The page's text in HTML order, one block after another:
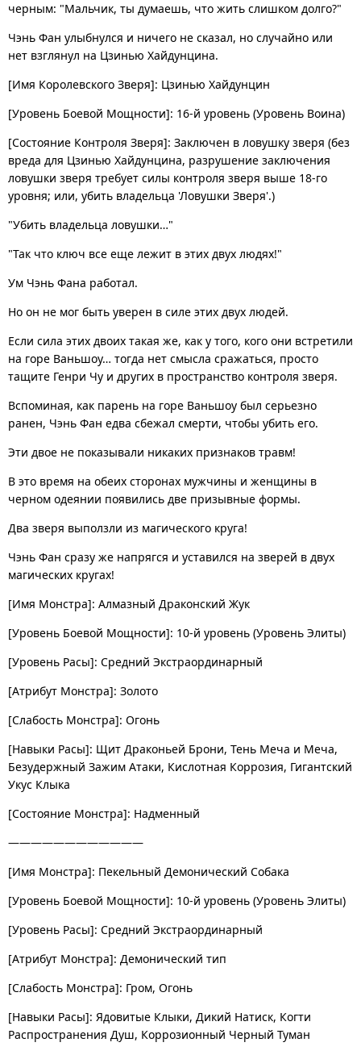
черным: "Мальчик, ты думаешь, что жить слишком долго?"
Чэнь Фан улыбнулся и ничего не сказал, но случайно или
нет взглянул на Цзинью Хайдунцина.
[Имя Королевского Зверя]: Цзинью Хайдунцин
[Уровень Боевой Мощности]: 16-й уровень (Уровень Воина)
[Состояние Контроля Зверя]: Заключен в ловушку зверя (без
вреда для Цзинью Хайдунцина, разрушение заключения
ловушки зверя требует силы контроля зверя выше 18-го
уровня; или, убить владельца 'Ловушки Зверя'.)
"Убить владельца ловушки…"
"Так что ключ все еще лежит в этих двух людях!"
Ум Чэнь Фана работал.
Но он не мог быть уверен в силе этих двух людей.
Если сила этих двоих такая же, как у того, кого они встретили
на горе Ваньшоу… тогда нет смысла сражаться, просто
тащите Генри Чу и других в пространство контроля зверя.
Вспоминая, как парень на горе Ваньшоу был серьезно
ранен, Чэнь Фан едва сбежал смерти, чтобы убить его.
Эти двое не показывали никаких признаков травм!
В это время на обеих сторонах мужчины и женщины в
черном одеянии появились две призывные формы.
Два зверя выползли из магического круга!
Чэнь Фан сразу же напрягся и уставился на зверей в двух
магических кругах!
[Имя Монстра]: Алмазный Драконский Жук
[Уровень Боевой Мощности]: 10-й уровень (Уровень Элиты)
[Уровень Расы]: Средний Экстраординарный
[Атрибут Монстра]: Золото
[Слабость Монстра]: Огонь
[Навыки Расы]: Щит Драконьей Брони, Тень Меча и Меча,
Безудержный Зажим Атаки, Кислотная Коррозия, Гигантский
Укус Клыка
[Состояние Монстра]: Надменный
————————————
[Имя Монстра]: Пекельный Демонический Собака
[Уровень Боевой Мощности]: 10-й уровень (Уровень Элиты)
[Уровень Расы]: Средний Экстраординарный
[Атрибут Монстра]: Демонический тип
[Слабость Монстра]: Гром, Огонь
[Навыки Расы]: Ядовитые Клыки, Дикий Натиск, Когти
Распространения Душ, Коррозионный Черный Туман